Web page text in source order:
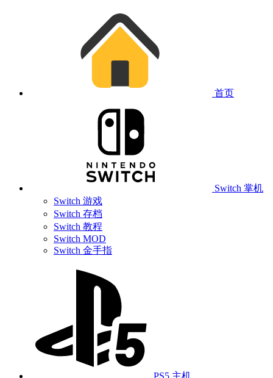
首页
Switch 掌机
Switch 游戏
Switch 存档
Switch 教程
Switch MOD
Switch 金手指